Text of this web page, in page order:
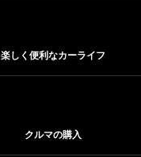
楽しく便利なカーライフ
クルマの購入